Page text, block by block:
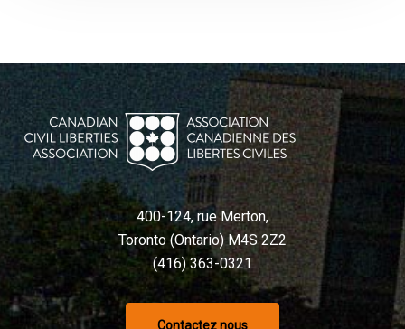
400-124, rue Merton,
Toronto (Ontario) M4S 2Z2
(416) 363-0321
Contactez nous